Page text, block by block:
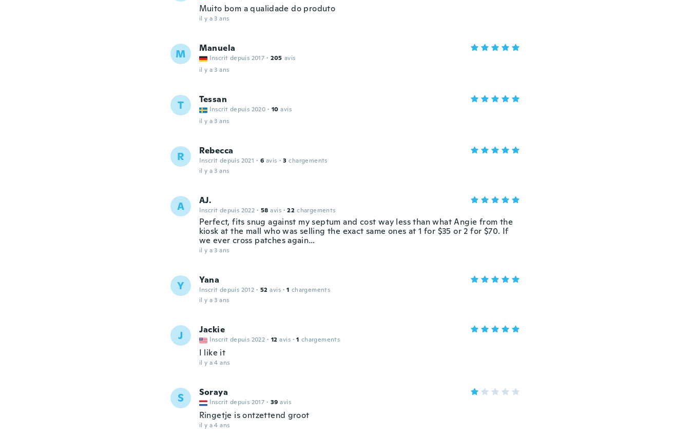
Muito bom a qualidade do produto
il y a 3 ans
M Manuela
Inscrit depuis 2017 · 205 avis
il y a 3 ans
T Tessan
Inscrit depuis 2020 · 10 avis
il y a 3 ans
R Rebecca
Inscrit depuis 2021 · 6 avis · 3 chargements
il y a 3 ans
A AJ.
Inscrit depuis 2022 · 58 avis · 22 chargements
Perfect, fits snug against my septum and cost way less than what Angie from the
kiosk at the mall who was selling the exact same ones at 1 for $35 or 2 for $70. If
we ever cross patches again…
il y a 3 ans
Y Yana
Inscrit depuis 2012 · 52 avis · 1 chargements
il y a 3 ans
J Jackie
Inscrit depuis 2022 · 12 avis · 1 chargements
I like it
il y a 4 ans
S Soraya
Inscrit depuis 2017 · 39 avis
Ringetje is ontzettend groot
il y a 4 ans